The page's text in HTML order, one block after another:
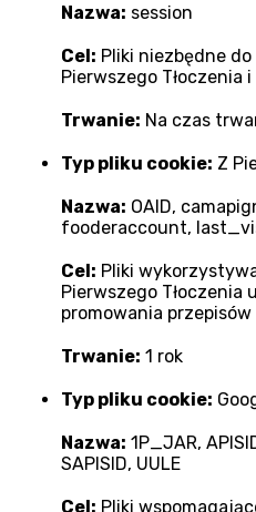
Nazwa: session
Cel: Pliki niezbędne
Pierwszego Tłoczenia
Trwanie: Na czas
Typ pliku cookie: Z
Nazwa: OAID,
fooderaccount,
Cel: Pliki
Pierwszego Tłoczenia
promowania
Trwanie: 1 rok
Typ pliku cookie:
Nazwa: 1P_JAR,
SAPISID, UULE
Cel: Pliki